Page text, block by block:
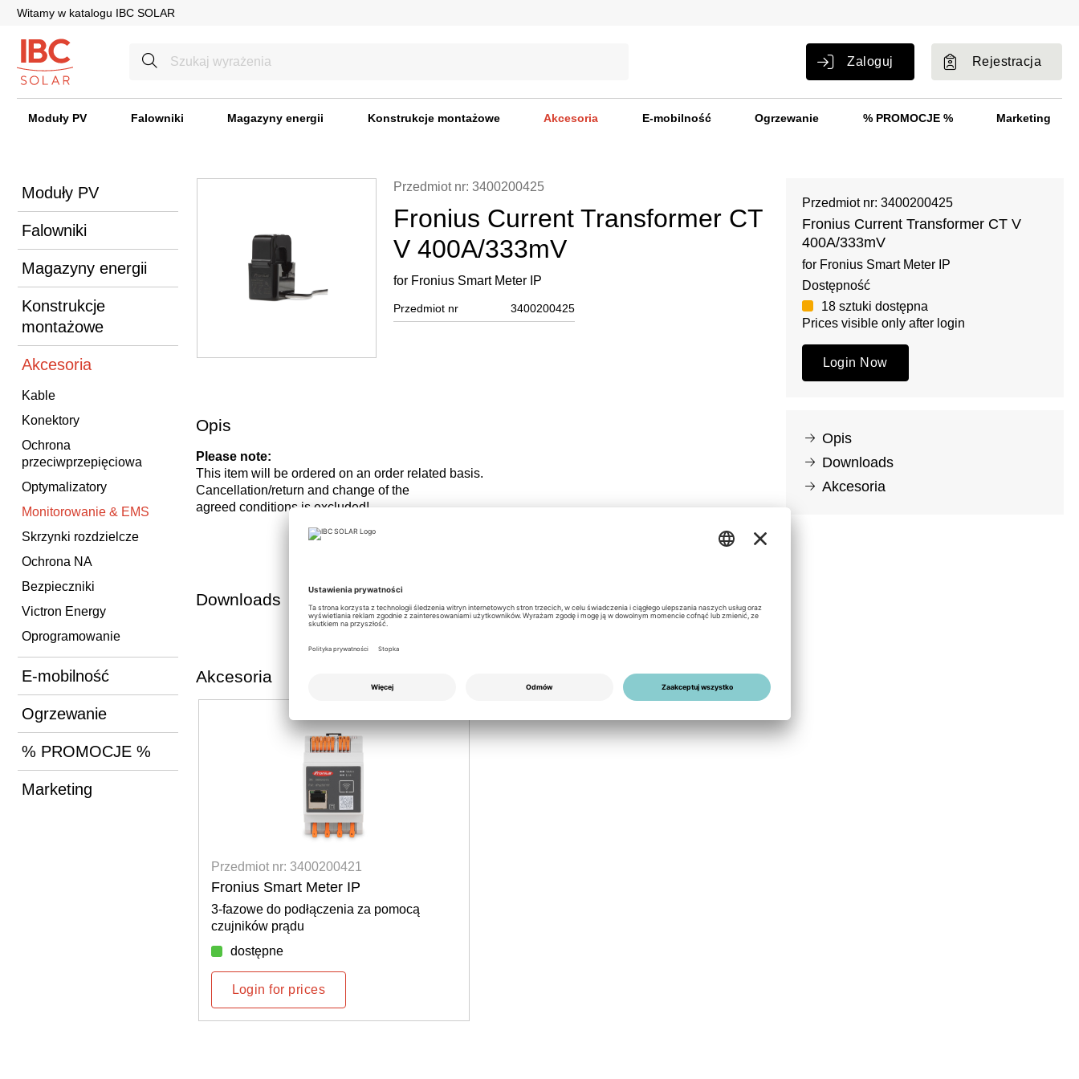
Witamy w katalogu IBC SOLAR
Zaloguj Rejestracja
Moduły PV Falowniki Magazyny energii Konstrukcje montażowe Akcesoria E-mobilność Ogrzewanie % PROMOCJE % Marketing
Moduły PV
Falowniki
Magazyny energii
Konstrukcje
montażowe
Akcesoria
Kable
Konektory
Ochrona
przeciwprzepięciowa
Optymalizatory
Monitorowanie & EMS
Skrzynki rozdzielcze
Ochrona NA
Bezpieczniki
Victron Energy
Oprogramowanie
E-mobilność
Ogrzewanie
% PROMOCJE %
Marketing
Przedmiot nr: 3400200425
Fronius Current Transformer CT
V 400A/333mV
for Fronius Smart Meter IP
Przedmiot nr 3400200425
Opis
Please note:
This item will be ordered on an order related basis.
Cancellation/return and change of the
agreed conditions is excluded!
Downloads
Akcesoria
Przedmiot nr: 3400200421
Fronius Smart Meter IP
3-fazowe do podłączenia za pomocą
czujników prądu
dostępne
Login for prices
Przedmiot nr: 3400200425
Fronius Current Transformer CT V
400A/333mV
for Fronius Smart Meter IP
Dostępność
18 sztuki dostępna
Prices visible only after login
Login Now
Opis
Downloads
Akcesoria